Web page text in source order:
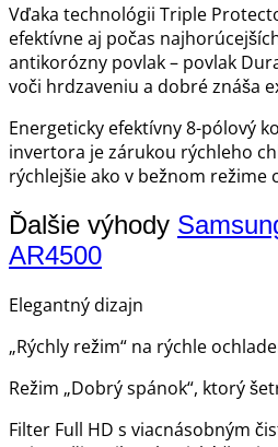
Vďaka technológii Triple
efektívne aj počas
antikorózny povlak – povlak
voči hrdzaveniu a dobré znáša
Energeticky efektívny 8-pólový
invertora je zárukou rýchleho
rýchlejšie ako v bežnom režime
Ďalšie výhody
AR4500
Elegantný dizajn
„Rýchly režim“ na rýchle
Režim „Dobrý spánok“, ktorý
Filter Full HD s viacnásobným